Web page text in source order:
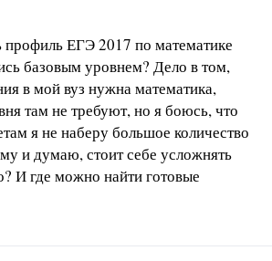
профиль ЕГЭ 2017 по математике
базовым уровнем? Дело в том,
в мой вуз нужна математика,
там не требуют, но я боюсь, что
я не наберу большое количество
и думаю, стоит себе усложнять
И где можно найти готовые